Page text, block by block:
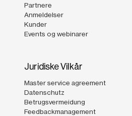
Partnere
Anmeldelser
Kunder
Events og webinarer
Juridiske Vilkår
Master service agreement
Datenschutz
Betrugsvermeidung
Feedbackmanagement